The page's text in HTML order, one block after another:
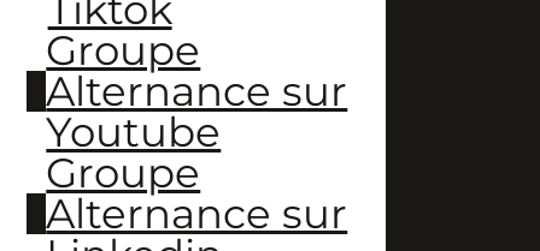
Groupe
Alternance sur
Youtube
Groupe
Alternance sur